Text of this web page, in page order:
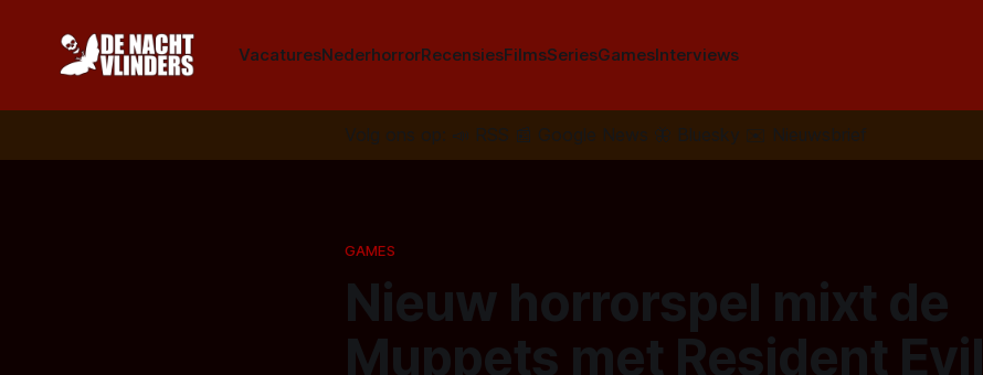
VacaturesNederhorrorRecensiesFilmsSeriesGamesInterviews
Volg ons op: 📣 RSS 📰 Google News 🦋 Bluesky ✉️ Nieuwsbrief
GAMES
Nieuw horrorspel mixt de
Muppets met Resident Evil